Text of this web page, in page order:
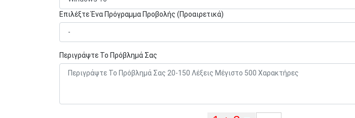
Επιλέξτε Ένα Πρόγραμμα Προβολής (Προαιρετικά)
Περιγράψτε Το Πρόβλημά Σας